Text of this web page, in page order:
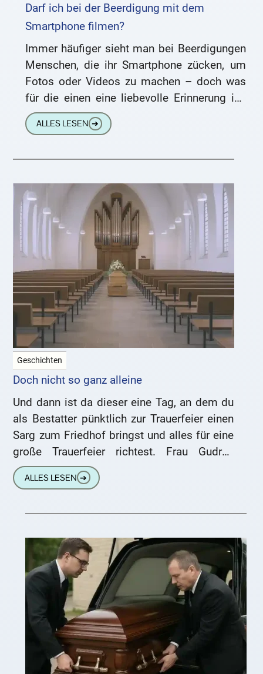
Darf ich bei der Beerdigung mit dem
Smartphone filmen?
Immer häufiger sieht man bei Beerdigungen
Menschen, die ihr Smartphone zücken, um
Fotos oder Videos zu machen – doch was
für die einen eine liebevolle Erinnerung ist,
empfinden andere als
ALLES LESEN ➔
Geschichten
Doch nicht so ganz alleine
Und dann ist da dieser eine Tag, an dem du
als Bestatter pünktlich zur Trauerfeier einen
Sarg zum Friedhof bringst und alles für eine
große Trauerfeier richtest. Frau Gudrun
Schummer
ALLES LESEN ➔